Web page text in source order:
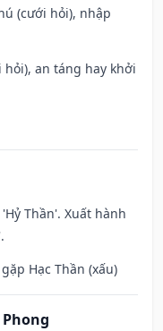
(cưới hỏi), nhập
hỏi), an táng hay khởi
Thần'. Xuất hành
Hạc Thần (xấu)